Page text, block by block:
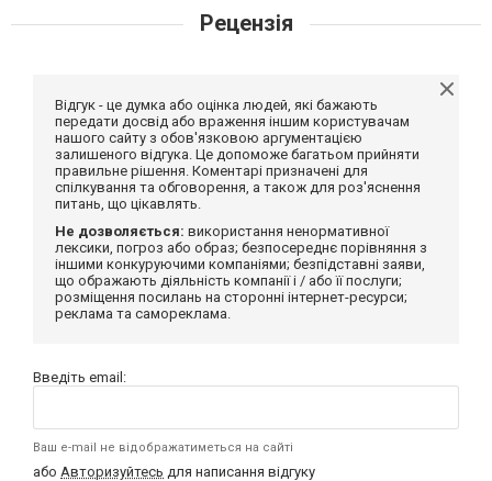
Рецензія
Відгук - це думка або оцінка людей, які бажають
передати досвід або враження іншим користувачам
нашого сайту з обов'язковою аргументацією
залишеного відгука. Це допоможе багатьом прийняти
правильне рішення. Коментарі призначені для
спілкування та обговорення, а також для роз'яснення
питань, що цікавлять.
Не дозволяється: використання ненормативної
лексики, погроз або образ; безпосереднє порівняння з
іншими конкуруючими компаніями; безпідставні заяви,
що ображають діяльність компанії і / або її послуги;
розміщення посилань на сторонні інтернет-ресурси;
реклама та самореклама.
Введіть email:
Ваш e-mail не відображатиметься на сайті
або Авторизуйтесь для написання відгуку